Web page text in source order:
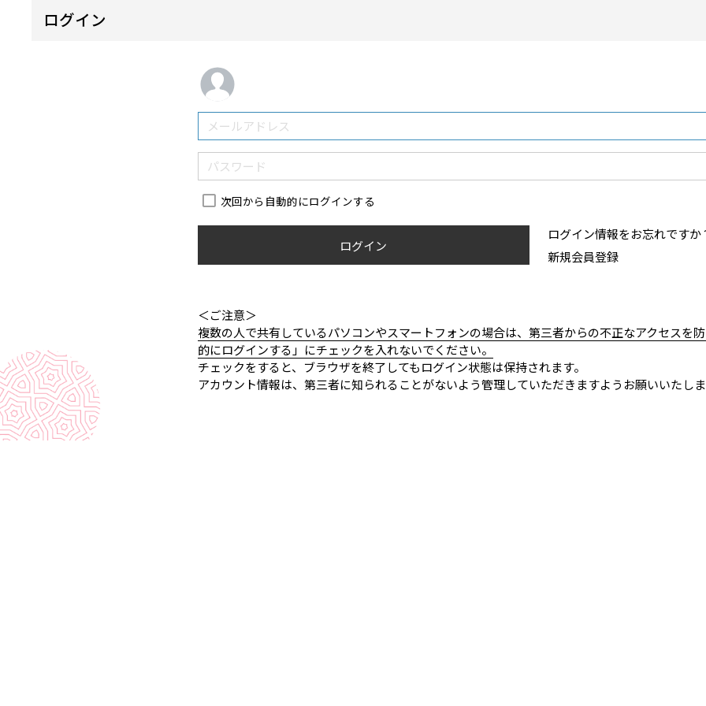
ログイン
次回から自動的にログインする
ログイン
ログイン情報をお忘れですか
新規会員登録
＜ご注意＞
複数の人で共有しているパソコンやスマートフォンの場合は、第三者からの不正なアクセスを
的にログインする」にチェックを入れないでください。
チェックをすると、ブラウザを終了してもログイン状態は保持されます。
アカウント情報は、第三者に知られることがないよう管理していただきますようお願いいたし